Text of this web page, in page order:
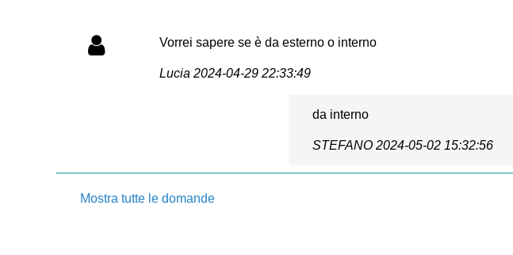
Vorrei sapere se è da esterno o interno
Lucia 2024-04-29 22:33:49
da interno
STEFANO 2024-05-02 15:32:56
Mostra tutte le domande